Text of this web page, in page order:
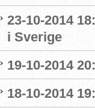
23-10-2014
i Sverige
19-10-2014
18-10-2014